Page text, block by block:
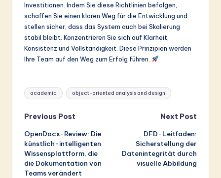
Investitionen. Indem Sie diese Richtlinien befolgen,
schaffen Sie einen klaren Weg für die Entwicklung und
stellen sicher, dass das System auch bei Skalierung
stabil bleibt. Konzentrieren Sie sich auf Klarheit,
Konsistenz und Vollständigkeit. Diese Prinzipien werden
Ihre Team auf den Weg zum Erfolg führen.
Tags:
academic object-oriented analysis and design
Post
navigation
Previous Post
OpenDocs-Review: Die
künstlich-intelligenten
Wissensplattform, die
die Dokumentation von
Teams verändert
Next Post
DFD-Leitfaden:
Sicherstellung der
Datenintegrität durch
visuelle Abbildung